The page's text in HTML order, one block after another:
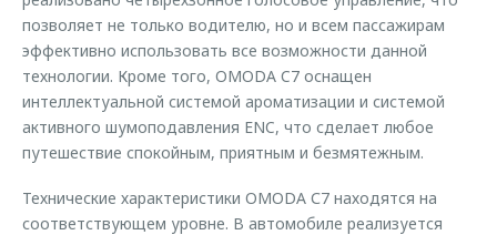
позволяет не только водителю, но и всем пассажирам
эффективно использовать все возможности данной
технологии. Кроме того, OMODA C7 оснащен
интеллектуальной системой ароматизации и системой
активного шумоподавления ENC, что сделает любое
путешествие спокойным, приятным и безмятежным.
Технические характеристики OMODA С7 находятся на
соответствующем уровне. В автомобиле реализуется